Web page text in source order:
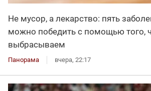
Не мусор, а лекарство: пять
можно победить с помощью того,
выбрасываем
Панорама вчера, 22:17